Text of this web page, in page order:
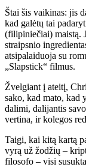
Štai šis vaikinas: jis
kad galėtų tai
(filipiniečiai) maistą.
straipsnio
atsipalaiduoja su
„Slapstick“ filmus.
Žvelgiant į ateitį,
sako, kad mato, kad
dalimi, dalijantis
vertina, ir kolegos
Taigi, kai kitą kartą
vyrą už žodžių –
filosofo – visi